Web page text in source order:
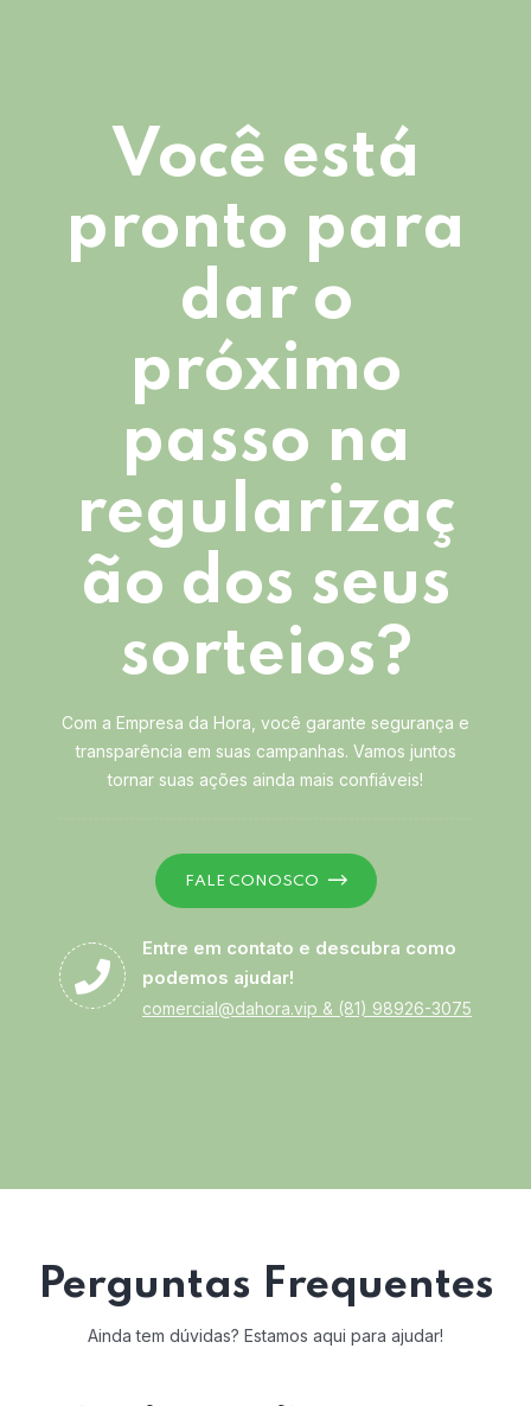
Você está
pronto para
dar o
próximo
passo na
regularizaç
ão dos seus
sorteios?
Com a Empresa da Hora, você garante segurança e
transparência em suas campanhas. Vamos juntos
tornar suas ações ainda mais confiáveis!
FALE CONOSCO
Entre em contato e descubra como
podemos ajudar!
comercial@dahora.vip & (81) 98926-3075
Perguntas Frequentes
Ainda tem dúvidas? Estamos aqui para ajudar!